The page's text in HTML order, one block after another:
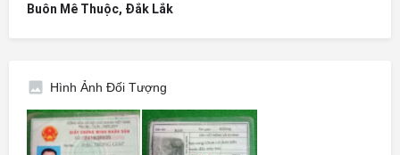
Buôn Mê Thuộc, Đắk Lắk
Hình Ảnh Đối Tượng